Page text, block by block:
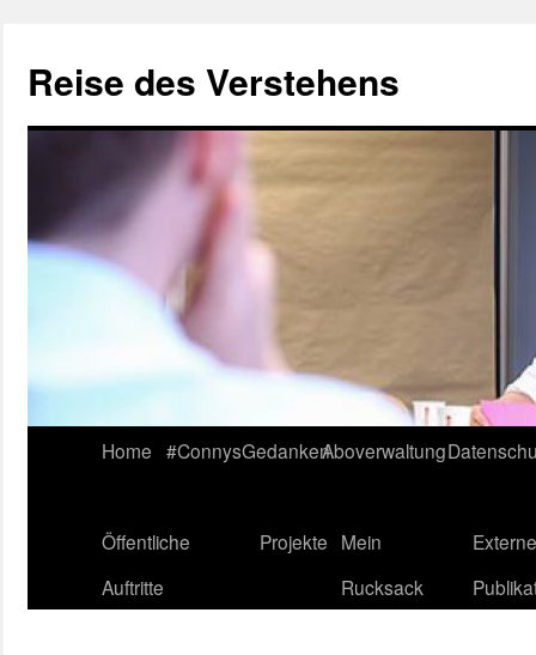
Reise des Verstehens
content
Home #ConnysGedankenAboverwaltung
Öffentliche
Auftritte
Projekte Mein
Rucksack
Externe